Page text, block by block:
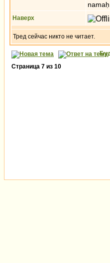
Наверх
Тред сейчас никто не читает.
Страница 7 из 10